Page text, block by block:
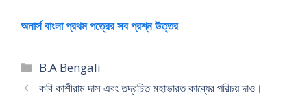
অনার্স বাংলা প্রথম পত্রের সব প্রশ্ন উত্তর
Categories
B.A Bengali
কবি কাশীরাম দাস এবং তদ্রচিত মহাভারত কাব্যের পরিচয় দাও।